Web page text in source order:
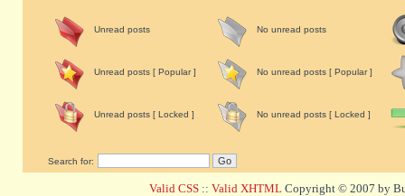
Unread posts No unread posts
Unread posts [ Popular ] No unread posts [ Popular ]
Unread posts [ Locked ] No unread posts [ Locked ]
Search for:
Valid CSS :: Valid XHTML Copyright © 2007 by